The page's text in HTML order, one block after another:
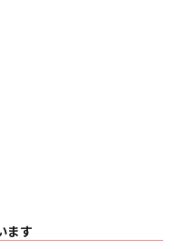
ーファー× 2
径アノダイズ処理アルミニ
ます